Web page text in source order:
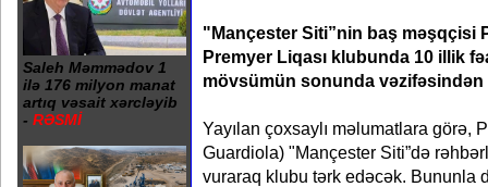
Saleh Məmmədov 1
ilə 176 milyon manat
artıq vəsait xərcləyib
- RƏSMİ
"Mançester Siti”nin baş məşqçisi
Premyer Liqası klubunda 10 illik
mövsümün sonunda vəzifəsindən
Yayılan çoxsaylı məlumatlara görə,
Guardiola) "Mançester Siti”də
vuraraq klubu tərk edəcək. Bununla